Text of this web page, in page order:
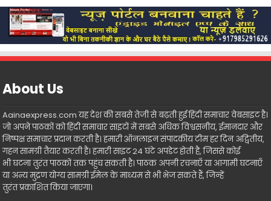
About Us
Aainaexpress.com यह देश की सबसे तेजी से बढ़ती हुई हिंदी समाचार वेबसाइट है।
जो अपने पाठकों को हिंदी समाचार साइटों में सबसे अधिक विश्वसनीय, ईमानदार और
निष्पक्ष समाचार प्रदान करती है। हमारी ऑनलाइन संपादकीय टीम हर दिन अद्वितीय,
गहन सामग्री तैयार करती है। हमारी साइट 24 घंटे अपडेट होती है, जिससे कोई
भी घटना तुरंत पाठकों तक पहुंच सकती है। पाठक अपनी रचनाएँ या आगामी घटनाएँ
या अन्य मुद्रण योग्य सामग्री ईमेल के माध्यम से भी भेज सकते हैं, जिन्हें
तुरंत प्रकाशित किया जाएगा।